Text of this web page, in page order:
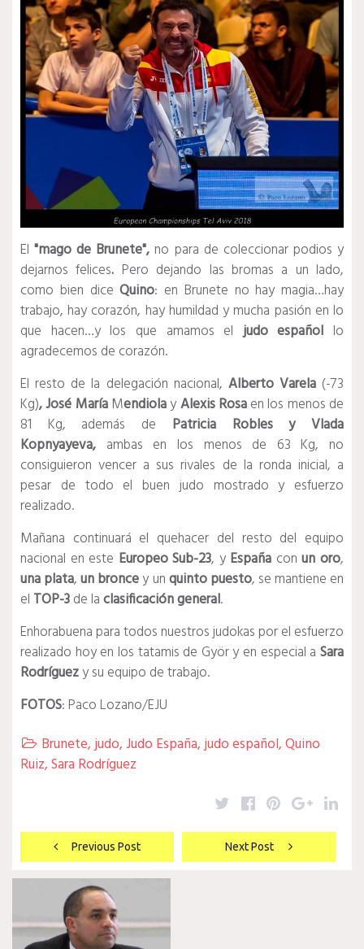
El"mago de Brunete", no para de coleccionar podios y
dejarnos felices. Pero dejando las bromas a un lado,
como bien diceQuino: en Brunete no hay magia…hay
trabajo, hay corazón, hay humildad y mucha pasión en lo
que hacen…y los que amamos eljudo español lo
agradecemos de corazón.
El resto de la delegación nacional, Alberto Varela (-73
Kg),José María MendiolayAlexis Rosaen los menos de
81 Kg, además de Patricia
Robles y Vlada
Kopnyayeva, ambas en los menos de 63 Kg, no
consiguieron vencer a sus rivales de la ronda inicial, a
pesar de todo el buen judo mostrado y esfuerzo
realizado.
Mañana continuará el quehacer del resto del equipo
nacional en este Europeo Sub-23, y España conun oro,
una plata,un broncey unquinto puesto, se mantiene en
el TOP-3de laclasificación general.
Enhorabuena para todos nuestros judokas por el esfuerzo
realizado hoy en los tatamis de Györ y en especial a Sara
Rodríguezy su equipo de trabajo.
FOTOS: Paco Lozano/EJU
 Brunete,judo,Judo España,judo español,Quino
Ruiz,Sara Rodríguez
Navegación
de
entradas
Previous Post Next Post
Twitter
Facebook
Pinterest